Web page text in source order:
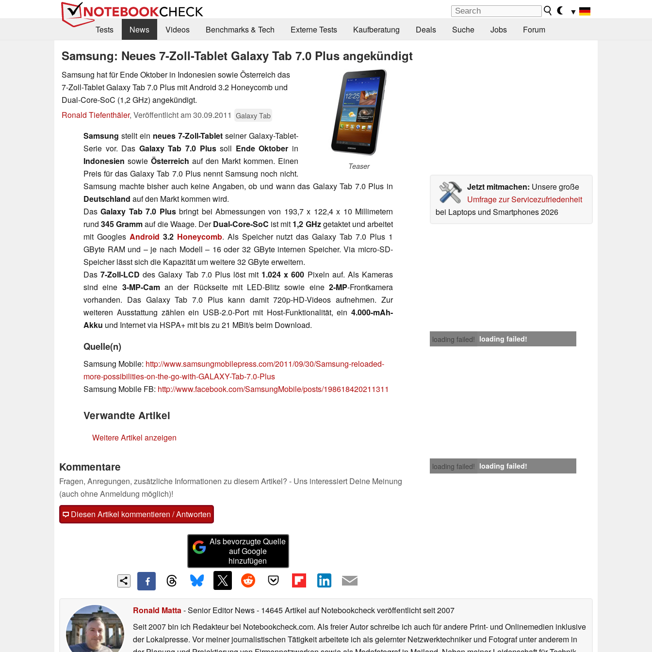
▼
Tests
News Videos Benchmarks & Tech Externe Tests Kaufberatung Deals Suche Jobs Forum
Samsung: Neues 7-Zoll-Tablet Galaxy Tab 7.0 Plus angekündigt
Teaser
Samsung hat für Ende Oktober in Indonesien sowie Österreich das
7-Zoll-Tablet Galaxy Tab 7.0 Plus mit Android 3.2 Honeycomb und
Dual-Core-SoC (1,2 GHz) angekündigt.
Ronald Tiefenthäler, Veröffentlicht am30.09.2011 Galaxy Tab
Jetzt mitmachen: Unsere große
Umfrage zur Servicezufriedenheit
bei Laptops und Smartphones 2026
Samsung stellt ein neues 7-Zoll-Tablet seiner Galaxy-Tablet-
Serie vor. Das Galaxy Tab 7.0 Plussoll Ende Oktober in
Indonesien sowie Österreich auf den Markt kommen. Einen
Preis für das Galaxy Tab 7.0 Plus nennt Samsung noch nicht.
Samsung machte bisher auch keine Angaben, ob und wann das Galaxy Tab 7.0 Plus in
Deutschland auf den Markt kommen wird.
DasGalaxy Tab 7.0 Plusbringt bei Abmessungen von 193,7 x 122,4 x 10 Millimetern
rund345 Grammauf die Waage. DerDual-Core-SoC ist mit 1,2 GHzgetaktet und arbeitet
mit Googles Android 3.2 Honeycomb. Als Speicher nutzt das Galaxy Tab 7.0 Plus 1
GByte RAM und – je nach Modell – 16 oder 32 GByte internen Speicher. Via micro-SD-
Speicher lässt sich die Kapazität um weitere 32 GByte erweitern.
Das7-Zoll-LCD des Galaxy Tab 7.0 Plus löst mit 1.024 x 600 Pixeln auf. Als Kameras
sind eine 3-MP-Caman der Rückseite mit LED-Blitz sowie eine2-MP-Frontkamera
vorhanden. Das Galaxy Tab 7.0 Plus kann damit 720p-HD-Videos aufnehmen. Zur
weiteren Ausstattung zählen ein USB-2.0-Port mit Host-Funktionalität, ein 4.000-mAh-
Akku und Internet via HSPA+ mit bis zu 21 MBit/s beim Download.
loading failed! loading failed!
Quelle(n)
Samsung Mobile: http://www.samsungmobilepress.com/2011/09/30/Samsung-reloaded-
more-possibilities-on-the-go-with-GALAXY-Tab-7.0-Plus
Samsung Mobile FB: http://www.facebook.com/SamsungMobile/posts/198618420211311
Verwandte Artikel
Weitere Artikel anzeigen
loading failed! loading failed!
Kommentare
Fragen, Anregungen, zusätzliche Informationen zu diesem Artikel? - Uns interessiert Deine Meinung
(auch ohne Anmeldung möglich)!
Diesen Artikel kommentieren / Antworten
Als bevorzugte Quelle
auf Google
hinzufügen
Ronald Matta- Senior Editor News- 14645 Artikel auf Notebookcheck veröffentlichtseit 2007
Seit 2007 bin ich Redakteur bei Notebookcheck.com. Als freier Autor schreibe ich auch für andere Print- und Onlinemedien inklusive
der Lokalpresse. Vor meiner journalistischen Tätigkeit arbeitete ich als gelernter Netzwerktechniker und Fotograf unter anderem in